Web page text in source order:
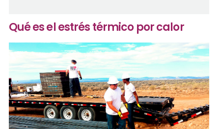
Qué es el estrés térmico por calor